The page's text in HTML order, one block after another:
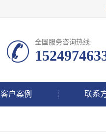
全国服务咨询热线:
客户案例 联系